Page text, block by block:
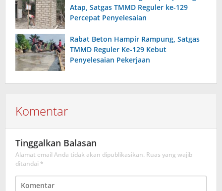
Atap, Satgas TMMD Reguler ke-129
Percepat Penyelesaian
Rabat Beton Hampir Rampung, Satgas
TMMD Reguler Ke-129 Kebut
Penyelesaian Pekerjaan
Komentar
Tinggalkan Balasan
Alamat email Anda tidak akan dipublikasikan. Ruas yang wajib
ditandai *